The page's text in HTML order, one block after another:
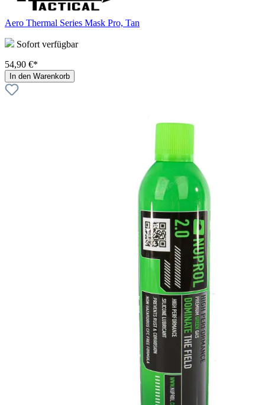
Aero Thermal Series Mask Pro, Tan
Sofort verfügbar
54,90 €*
In den Warenkorb